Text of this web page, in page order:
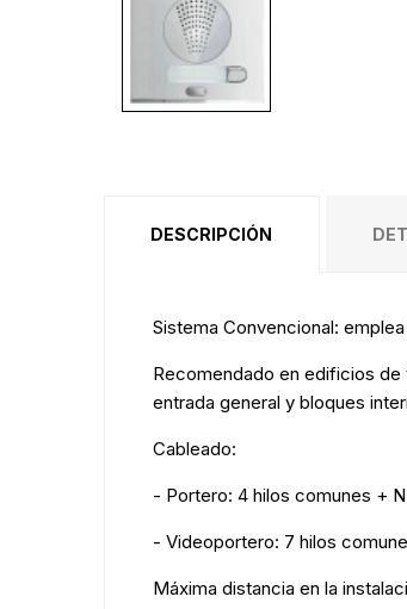
DESCRIPCIÓN
Sistema Convencional:
Recomendado en edificios
entrada general y bloques
Cableado:
- Portero: 4 hilos comunes +
- Videoportero: 7 hilos
Máxima distancia en la